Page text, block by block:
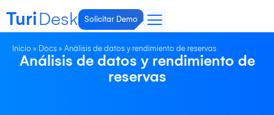
TuriDesk Solicitar Demo
Inicio » Docs » Análisis de datos y rendimiento de reservas
Análisis de datos y rendimiento de
reservas